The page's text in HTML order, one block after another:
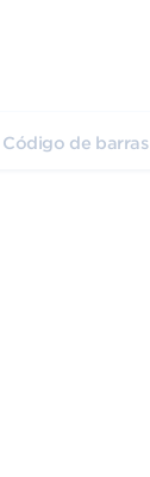
Código de barras